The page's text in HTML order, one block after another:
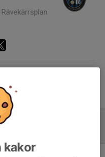
11 personer var kallade.
här
kakor